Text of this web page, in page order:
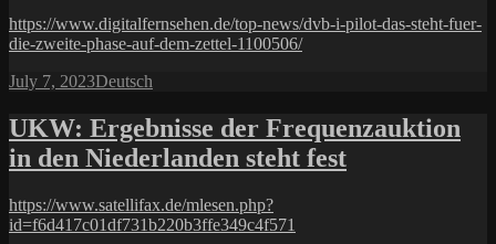
https://www.digitalfernsehen.de/top-news/dvb-i-pilot-das-steht-fuer-
die-zweite-phase-auf-dem-zettel-1100506/
Posted
July 7, 2023Categories
Deutsch
UKW: Ergebnisse der Frequenzauktion
in den Niederlanden steht fest
https://www.satellifax.de/mlesen.php?
id=f6d417c01df731b220b3ffe349c4f571